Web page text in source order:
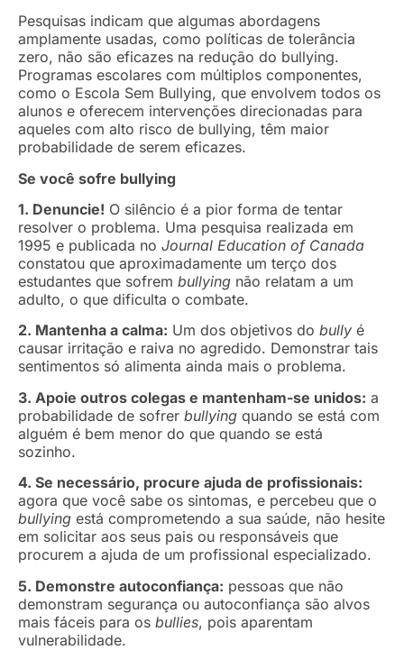
Pesquisas indicam que algumas abordagens
amplamente usadas, como políticas de tolerância
zero, não são eficazes na redução do bullying.
Programas escolares com múltiplos componentes,
como o Escola Sem Bullying, que envolvem todos os
alunos e oferecem intervenções direcionadas para
aqueles com alto risco de bullying, têm maior
probabilidade de serem eficazes.
Se você sofre bullying
1. Denuncie! O silêncio é a pior forma de tentar
resolver o problema. Uma pesquisa realizada em
1995 e publicada no Journal Education of Canada
constatou que aproximadamente um terço dos
estudantes que sofrem bullying não relatam a um
adulto, o que dificulta o combate.
2. Mantenha a calma: Um dos objetivos do bully é
causar irritação e raiva no agredido. Demonstrar tais
sentimentos só alimenta ainda mais o problema.
3. Apoie outros colegas e mantenham-se unidos: a
probabilidade de sofrer bullying quando se está com
alguém é bem menor do que quando se está
sozinho.
4. Se necessário, procure ajuda de profissionais:
agora que você sabe os sintomas, e percebeu que o
bullying está comprometendo a sua saúde, não hesite
em solicitar aos seus pais ou responsáveis que
procurem a ajuda de um profissional especializado.
5. Demonstre autoconfiança: pessoas que não
demonstram segurança ou autoconfiança são alvos
mais fáceis para os bullies, pois aparentam
vulnerabilidade.